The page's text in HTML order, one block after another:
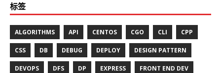
标签
ALGORITHMS API CENTOS CGO CLI CPP
CSS DB DEBUG DEPLOY DESIGN PATTERN
DEVOPS DFS DP EXPRESS FRONT END DEV